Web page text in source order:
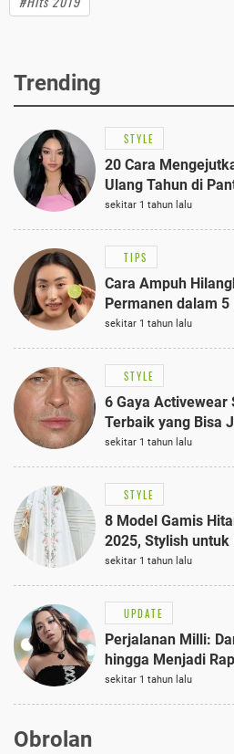
Trending
STYLE
20 Cara
Ulang Tahun di
Anggun dengan
sekitar 1 tahun lalu
TIPS
Cara Ampuh
Permanen dalam
sekitar 1 tahun lalu
STYLE
6 Gaya Activewear
Terbaik yang Bisa
sekitar 1 tahun lalu
STYLE
8 Model Gamis
2025, Stylish
Semi-Formal
sekitar 1 tahun lalu
UPDATE
Perjalanan Milli:
hingga Menjadi
sekitar 1 tahun lalu
Obrolan